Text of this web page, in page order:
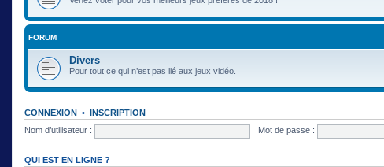
FORUM
Divers
Pour tout ce qui n’est pas lié aux jeux vidéo.
CONNEXION • INSCRIPTION
Nom d’utilisateur :
Mot de passe :
QUI EST EN LIGNE ?